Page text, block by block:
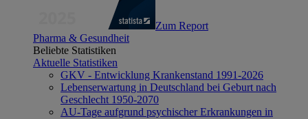
Zum Report
Pharma & Gesundheit
Beliebte Statistiken
Aktuelle Statistiken
GKV - Entwicklung Krankenstand 1991-2026
Lebenserwartung in Deutschland bei Geburt nach
Geschlecht 1950-2070
AU-Tage aufgrund psychischer Erkrankungen in